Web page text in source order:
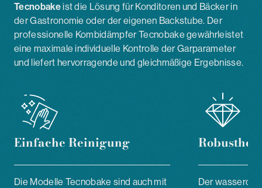
Tecnobakeist die Lösung für Konditoren und Bäcker in
der Gastronomie oder der eigenen Backstube. Der
professionelle Kombidämpfer Tecnobake gewährleistet
eine maximale individuelle Kontrolle der Garparameter
und liefert hervorragende und gleichmäßige Ergebnisse.
EinfacheReinigung
Die Modelle Tecnobake sind auch mit
Robustheit
Der